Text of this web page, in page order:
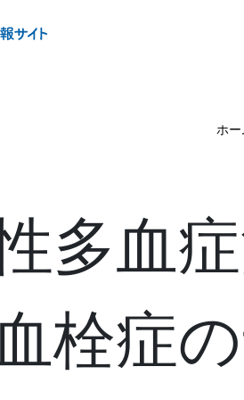
ホー
多血
血栓症